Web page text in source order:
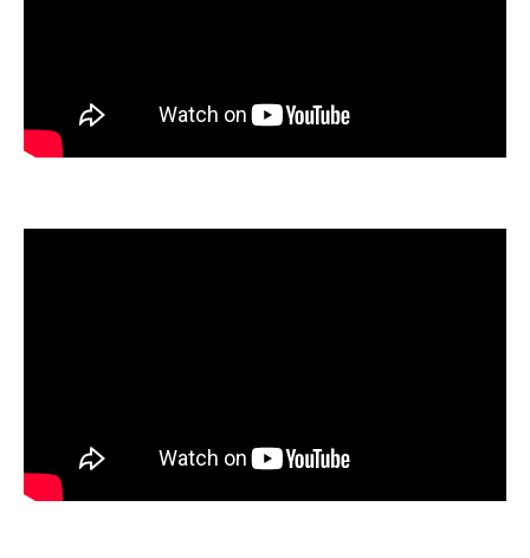
Instagramフォロワーと現場改革の関連性を
資格取得とInstagram活用で学び続ける方法